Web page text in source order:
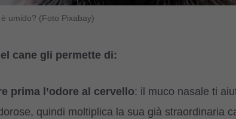
umido? (Foto Pixabay)
cane gli permette di:
prima l’odore al cervello: il muco nasale ti
quindi moltiplica la sua già straordinaria